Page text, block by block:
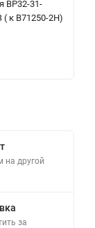
ВР32-31-
к В71250-2H)
на другой
за